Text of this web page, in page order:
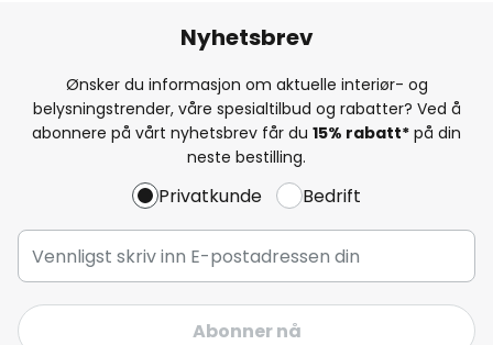
Nyhetsbrev
Ønsker du informasjon om aktuelle interiør- og
belysningstrender, våre spesialtilbud og rabatter? Ved å
abonnere på vårt nyhetsbrev får du 15% rabatt* på din
neste bestilling.
Privatkunde Bedrift
Abonner nå